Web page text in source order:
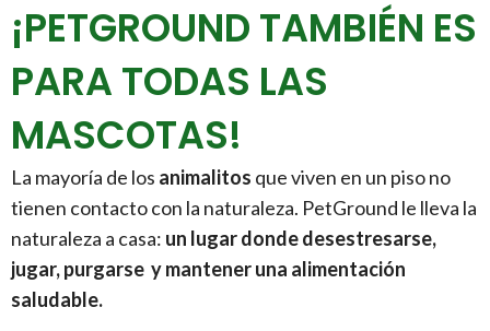
¡PETGROUND TAMBIÉN ES
PARA TODAS LAS
MASCOTAS!
La mayoría de los animalitos que viven en un piso no
tienen contacto con la naturaleza. PetGround le lleva la
naturaleza a casa: un lugar donde desestresarse,
jugar, purgarse y mantener una alimentación
saludable.